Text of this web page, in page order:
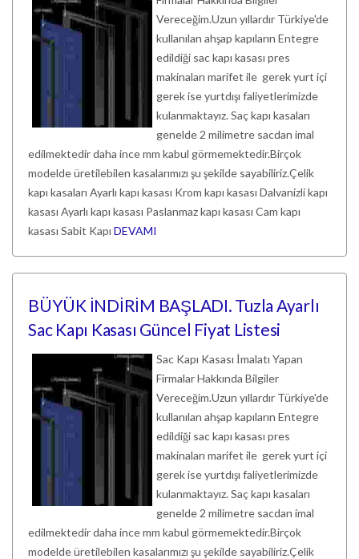
Vereceğim.Uzun yıllardır Türkiye'de
kullanılan ahşap kapıların Entegre
edildiği sac kapı kasası pres
makinaları marifet ile gerek yurt içi
gerek ise yurtdışı faliyetlerimizde
kulanmaktayız. Saç kapı kasaları
genelde 2 milimetre sacdan imal
edilmektedir daha ince mm kabul görmemektedir.Birçok
modelde üretilebilen kasalarımızı şu şekilde sayabiliriz.Çelik
kapı kasaları Ayarlı kapı kasası Krom kapı kasası Dalvanizli kapı
kasası Ayarlı kapı kasası Paslanmaz kapı kasası Cam kapı
kasası Sabit Kapı DEVAMI
BÜYÜK İNDİRİM BAŞLADI. Tuzla Ayarlı
Sac Kapı Kasası Güncel Fiyat Listesi
Sac Kapı Kasası İmalatı Yapan
Firmalar Hakkında Bilgiler
Vereceğim.Uzun yıllardır Türkiye'de
kullanılan ahşap kapıların Entegre
edildiği sac kapı kasası pres
makinaları marifet ile gerek yurt içi
gerek ise yurtdışı faliyetlerimizde
kulanmaktayız. Saç kapı kasaları
genelde 2 milimetre sacdan imal
edilmektedir daha ince mm kabul görmemektedir.Birçok
modelde üretilebilen kasalarımızı şu şekilde sayabiliriz.Çelik